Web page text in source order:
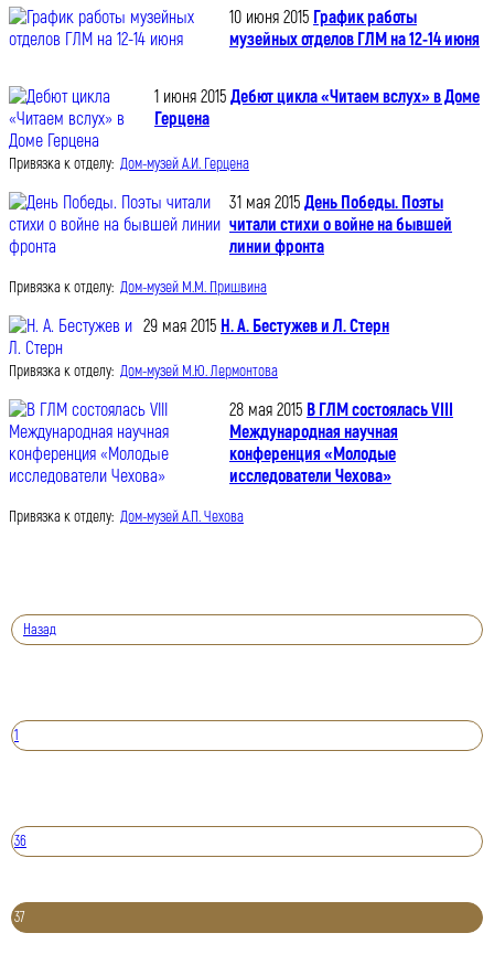
10 июня 2015 График работы
музейных отделов ГЛМ на 12-14 июня
1 июня 2015 Дебют цикла «Читаем вслух» в Доме
Герцена
Привязка к отделу: Дом-музей А.И. Герцена
31 мая 2015 День Победы. Поэты
читали стихи о войне на бывшей
линии фронта
Привязка к отделу: Дом-музей М.М. Пришвина
29 мая 2015 Н. А. Бестужев и Л. Стерн
Привязка к отделу: Дом-музей М.Ю. Лермонтова
28 мая 2015 В ГЛМ состоялась VIII
Международная научная
конференция «Молодые
исследователи Чехова»
Привязка к отделу: Дом-музей А.П. Чехова
Назад
1
36
37